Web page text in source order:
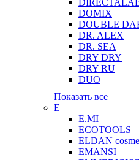
DOMIX
DOUBLE
DR. ALEX
DR. SEA
DRY DRY
DRY RU
DUO
Показать все
E
E.MI
ECOTOOLS
ELDAN
EMANSI